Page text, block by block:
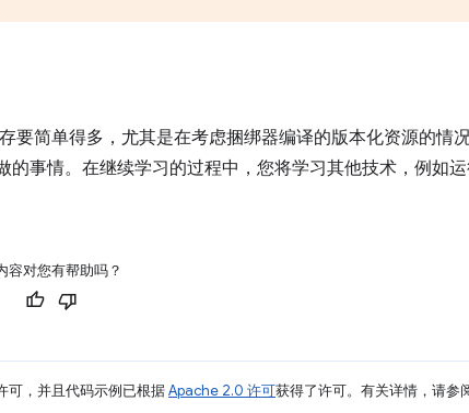
简单得多，尤其是在考虑捆绑器编译的版本化资源的情况
事情。在继续学习的过程中，您将学习其他技术，例如
容对您有帮助吗？
可，并且代码示例已根据Apache 2.0 许可获得了许可。有关详情，请参